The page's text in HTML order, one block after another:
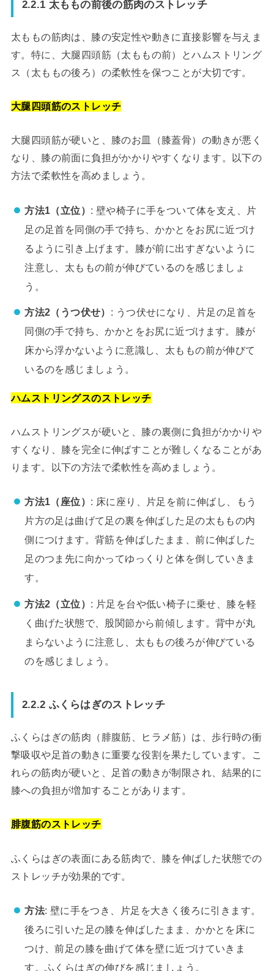
2.2.1 太ももの前後の筋肉のストレッチ
太ももの筋肉は、膝の安定性や動きに直接影響を与えま
す。特に、大腿四頭筋（太ももの前）とハムストリング
ス（太ももの後ろ）の柔軟性を保つことが大切です。
大腿四頭筋のストレッチ
大腿四頭筋が硬いと、膝のお皿（膝蓋骨）の動きが悪く
なり、膝の前面に負担がかかりやすくなります。以下の
方法で柔軟性を高めましょう。
方法1（立位） : 壁や椅子に手をついて体を支え、片
足の足首を同側の手で持ち、かかとをお尻に近づけ
るように引き上げます。膝が前に出すぎないように
注意し、太ももの前が伸びているのを感じましょ
う。
方法2（うつ伏せ） : うつ伏せになり、片足の足首を
同側の手で持ち、かかとをお尻に近づけます。膝が
床から浮かないように意識し、太ももの前が伸びて
いるのを感じましょう。
ハムストリングスのストレッチ
ハムストリングスが硬いと、膝の裏側に負担がかかりや
すくなり、膝を完全に伸ばすことが難しくなることがあ
ります。以下の方法で柔軟性を高めましょう。
方法1（座位） : 床に座り、片足を前に伸ばし、もう
片方の足は曲げて足の裏を伸ばした足の太ももの内
側につけます。背筋を伸ばしたまま、前に伸ばした
足のつま先に向かってゆっくりと体を倒していきま
す。
方法2（立位） : 片足を台や低い椅子に乗せ、膝を軽
く曲げた状態で、股関節から前傾します。背中が丸
まらないように注意し、太ももの後ろが伸びている
のを感じましょう。
2.2.2 ふくらはぎのストレッチ
ふくらはぎの筋肉（腓腹筋、ヒラメ筋）は、歩行時の衝
撃吸収や足首の動きに重要な役割を果たしています。こ
れらの筋肉が硬いと、足首の動きが制限され、結果的に
膝への負担が増加することがあります。
腓腹筋のストレッチ
ふくらはぎの表面にある筋肉で、膝を伸ばした状態での
ストレッチが効果的です。
方法: 壁に手をつき、片足を大きく後ろに引きます。
後ろに引いた足の膝を伸ばしたまま、かかとを床に
つけ、前足の膝を曲げて体を壁に近づけていきま
す。ふくらはぎの伸びを感じましょう。